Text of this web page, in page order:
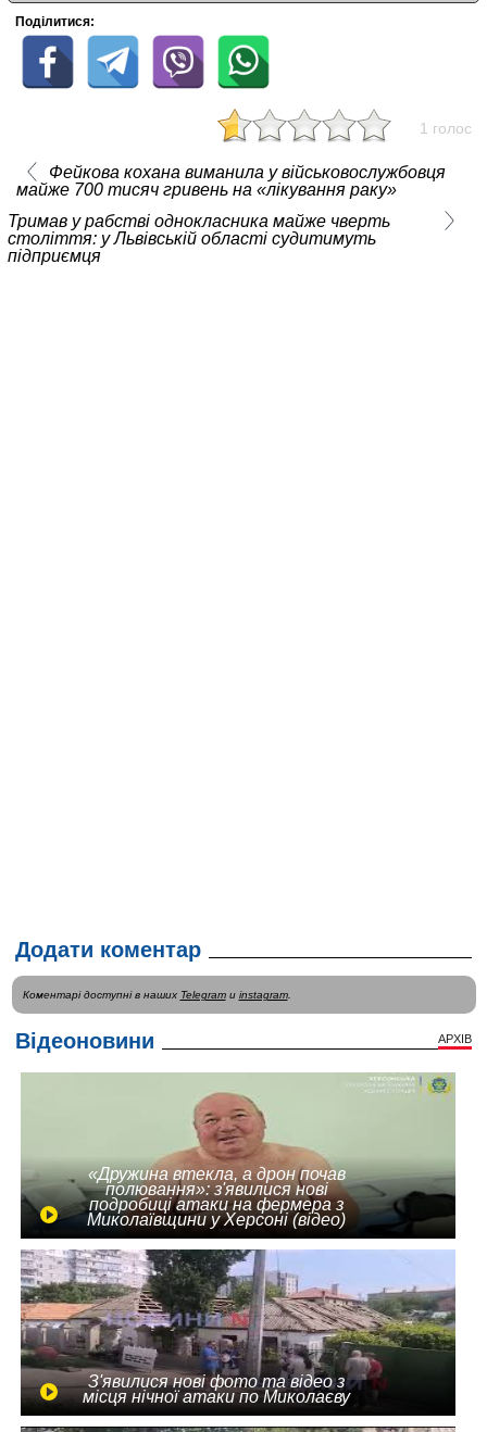
Поділитися:
1 голос
Фейкова кохана виманила у військовослужбовця
майже 700 тисяч гривень на «лікування раку»
Тримав у рабстві однокласника майже чверть
століття: у Львівській області судитимуть
підприємця
Додати коментар
Коментарі доступні в наших Telegramи instagram.
Відеоновини АРХІВ
«Дружина втекла, а дрон почав
полювання»: з'явилися нові
подробиці атаки на фермера з
Миколаївщини у Херсоні (відео)
З'явилися нові фото та відео з
місця нічної атаки по Миколаєву